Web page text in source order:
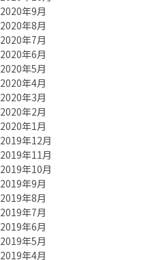
2020年9月
2020年8月
2020年7月
2020年6月
2020年5月
2020年4月
2020年3月
2020年2月
2020年1月
2019年12月
2019年11月
2019年10月
2019年9月
2019年8月
2019年7月
2019年6月
2019年5月
2019年4月